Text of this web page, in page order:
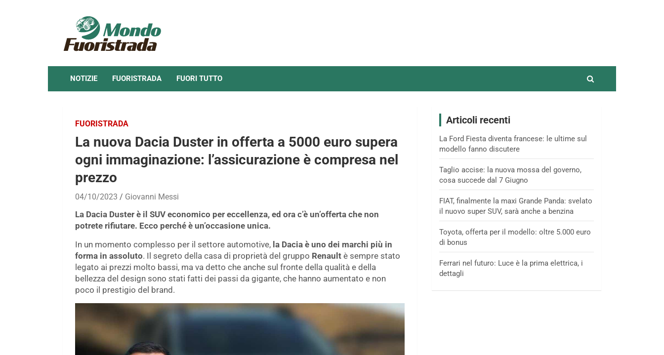
NOTIZIE FUORISTRADA FUORI TUTTO
FUORISTRADA
La nuova Dacia Duster in offerta a 5000 euro supera
ogni immaginazione: l’assicurazione è compresa nel
prezzo
04/10/2023 Giovanni Messi
La Dacia Duster è il SUV economico per eccellenza, ed ora c’è un’offerta che non
potrete rifiutare. Ecco perché è un’occasione unica.
In un momento complesso per il settore automotive, la Dacia è uno dei marchi più in
forma in assoluto. Il segreto della casa di proprietà del gruppo Renault è sempre stato
legato ai prezzi molto bassi, ma va detto che anche sul fronte della qualità e della
bellezza del design sono stati fatti dei passi da gigante, che hanno aumentato e non
poco il prestigio del brand.
Articoli recenti
La Ford Fiesta diventa francese: le ultime sul
modello fanno discutere
Taglio accise: la nuova mossa del governo,
cosa succede dal 7 Giugno
FIAT, finalmente la maxi Grande Panda: svelato
il nuovo super SUV, sarà anche a benzina
Toyota, offerta per il modello: oltre 5.000 euro
di bonus
Ferrari nel futuro: Luce è la prima elettrica, i
dettagli